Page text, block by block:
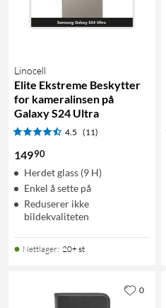
Linocell
Elite Ekstreme Beskytter
for kameralinsen på
Galaxy S24 Ultra
4.5 (11)
14990
Herdet glass (9 H)
Enkel å sette på
Reduserer ikke
bildekvaliteten
Nettlager: 20+ st
0